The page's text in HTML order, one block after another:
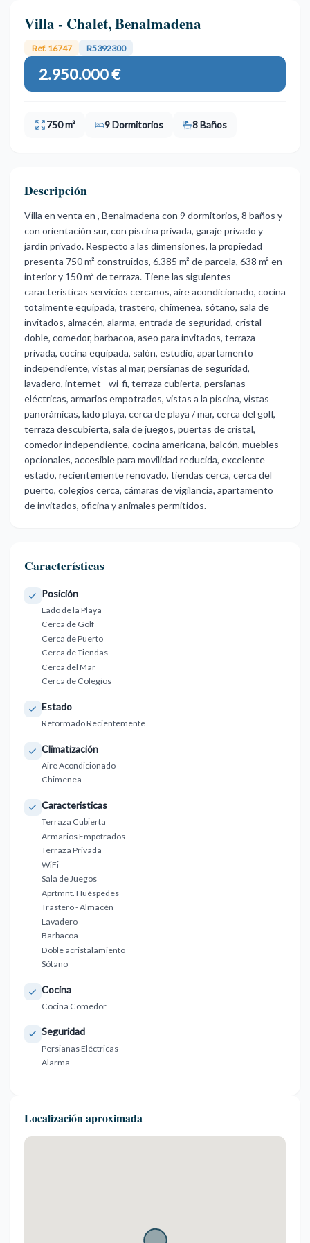
Villa - Chalet, Benalmadena
Ref. 16747 R5392300
2.950.000 €
750 m² 9 Dormitorios 8 Baños
Descripción
Villa en venta en , Benalmadena con 9 dormitorios, 8 baños y
con orientación sur, con piscina privada, garaje privado y
jardín privado. Respecto a las dimensiones, la propiedad
presenta 750 m² construidos, 6.385 m² de parcela, 638 m² en
interior y 150 m² de terraza. Tiene las siguientes
características servicios cercanos, aire acondicionado, cocina
totalmente equipada, trastero, chimenea, sótano, sala de
invitados, almacén, alarma, entrada de seguridad, cristal
doble, comedor, barbacoa, aseo para invitados, terraza
privada, cocina equipada, salón, estudio, apartamento
independiente, vistas al mar, persianas de seguridad,
lavadero, internet - wi-fi, terraza cubierta, persianas
eléctricas, armarios empotrados, vistas a la piscina, vistas
panorámicas, lado playa, cerca de playa / mar, cerca del golf,
terraza descubierta, sala de juegos, puertas de cristal,
comedor independiente, cocina ‌americana, ‌balcón, ‌muebles
‌opcionales, accesible ‌para movilidad reducida, ‌excelente
‌estado, recientemente ‌renovado, ‌tiendas ‌cerca, ‌cerca del
puerto, ‌colegios cerca, ‌cámaras de vigilancia, ‌apartamento
‌de ‌invitados, ‌oficina ‌y ‌animales ‌permitidos.
Características
Posición
Lado de la Playa
Cerca de Golf
Cerca de Puerto
Cerca de Tiendas
Cerca del Mar
Cerca de Colegios
Estado
Reformado Recientemente
Climatización
Aire Acondicionado
Chimenea
Caracteristicas
Terraza Cubierta
Armarios Empotrados
Terraza Privada
WiFi
Sala de Juegos
Aprtmnt. Huéspedes
Trastero - Almacén
Lavadero
Barbacoa
Doble acristalamiento
Sótano
Cocina
Cocina Comedor
Seguridad
Persianas Eléctricas
Alarma
Localización aproximada